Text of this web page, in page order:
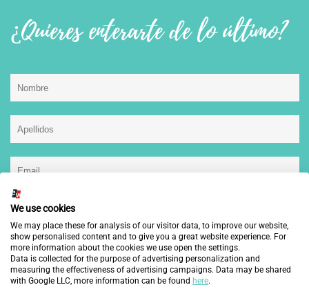
¿Quieres enterarte de lo último?
He leído, entiendo y acepto la
This site is protected by reCAPTCHA and the GooglePrivacy Policy
We use cookies
We may place these for analysis of our visitor data, to improve our website,
show personalised content and to give you a great website experience. For
more information about the cookies we use open the settings.
Data is collected for the purpose of advertising personalization and
measuring the effectiveness of advertising campaigns. Data may be shared
with Google LLC, more information can be found here.